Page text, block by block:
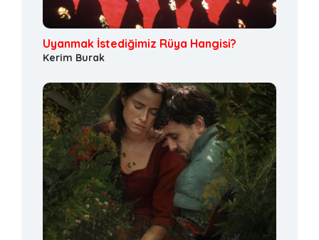
Uyanmak İstediğimiz Rüya Hangisi?
Kerim Burak